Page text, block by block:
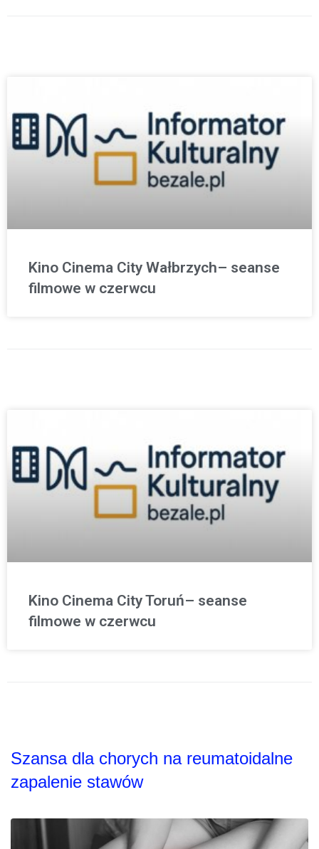
Kino Cinema City Wałbrzych– seanse
filmowe w czerwcu
Kino Cinema City Toruń– seanse
filmowe w czerwcu
Szansa dla chorych na reumatoidalne
zapalenie stawów